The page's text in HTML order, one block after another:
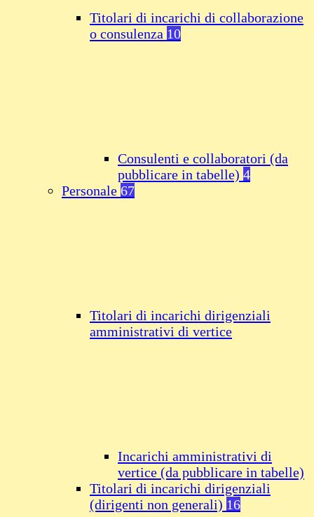
Titolari di incarichi di collaborazione
o consulenza 10
Consulenti e collaboratori (da
pubblicare in tabelle) 4
Personale 67
Titolari di incarichi dirigenziali
amministrativi di vertice
Incarichi amministrativi di
vertice (da pubblicare in tabelle)
Titolari di incarichi dirigenziali
(dirigenti non generali) 16